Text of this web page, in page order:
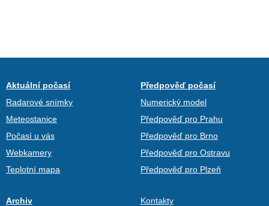
Aktuální počasí
Radarové snímky
Meteostanice
Počasí u vás
Webkamery
Teplotní mapa
Předpověď počasí
Numerický model
Předpověď pro Prahu
Předpověď pro Brno
Předpověď pro Ostravu
Předpověď pro Plzeň
Archiv Kontakty